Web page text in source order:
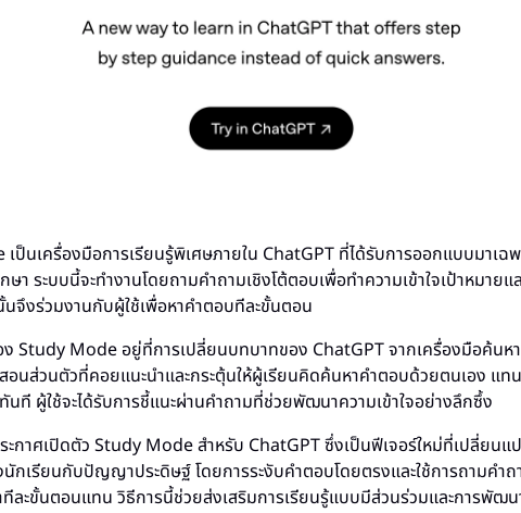
ป็นเครื่องมือการเรียนรู้พิเศษภายใน ChatGPT ที่ได้รับการออกแบบมาเฉ
ษา ระบบนี้จะทำงานโดยถามคำถามเชิงโต้ตอบเพื่อทำความเข้าใจเป้าหมายแ
นจึงร่วมงานกับผู้ใช้เพื่อหาคำตอบทีละขั้นตอน
Study Mode อยู่ที่การเปลี่ยนบทบาทของ ChatGPT จากเครื่องมือค้นห
อนส่วนตัวที่คอยแนะนำและกระตุ้นให้ผู้เรียนคิดค้นหาคำตอบด้วยตนเอง แท
นที ผู้ใช้จะได้รับการชี้แนะผ่านคำถามที่ช่วยพัฒนาความเข้าใจอย่างลึกซึ้ง
ะกาศเปิดตัว Study Mode สำหรับ ChatGPT ซึ่งเป็นฟีเจอร์ใหม่ที่เปลี่ยน
นักเรียนกับปัญญาประดิษฐ์ โดยการระงับคำตอบโดยตรงและใช้การถามคำ
ทีละขั้นตอนแทน วิธีการนี้ช่วยส่งเสริมการเรียนรู้แบบมีส่วนร่วมและการพัฒ